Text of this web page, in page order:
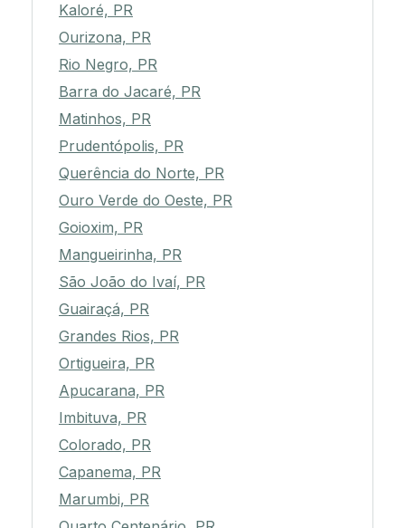
Kaloré, PR
Ourizona, PR
Rio Negro, PR
Barra do Jacaré, PR
Matinhos, PR
Prudentópolis, PR
Querência do Norte, PR
Ouro Verde do Oeste, PR
Goioxim, PR
Mangueirinha, PR
São João do Ivaí, PR
Guairaçá, PR
Grandes Rios, PR
Ortigueira, PR
Apucarana, PR
Imbituva, PR
Colorado, PR
Capanema, PR
Marumbi, PR